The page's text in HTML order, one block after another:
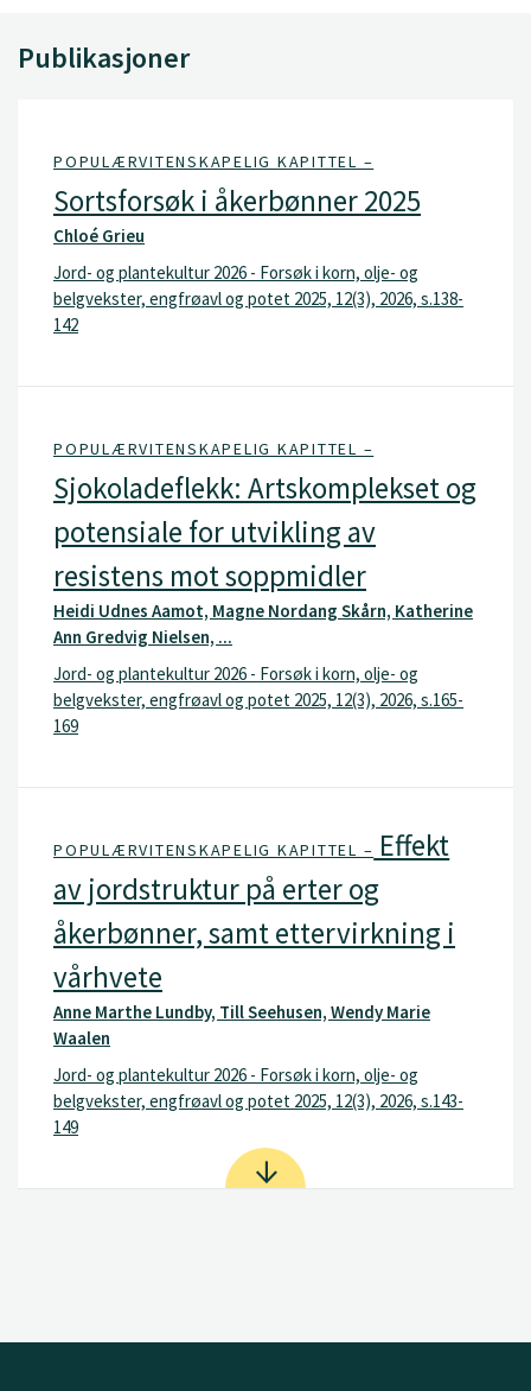
Publikasjoner
POPULÆRVITENSKAPELIG KAPITTEL –
Sortsforsøk i åkerbønner 2025
Chloé Grieu
Jord- og plantekultur 2026 - Forsøk i korn, olje- og
belgvekster, engfrøavl og potet 2025, 12(3), 2026, s.138-
142
POPULÆRVITENSKAPELIG KAPITTEL –
Sjokoladeflekk: Artskomplekset og
potensiale for utvikling av
resistens mot soppmidler
Heidi Udnes Aamot, Magne Nordang Skårn, Katherine
Ann Gredvig Nielsen, ...
Jord- og plantekultur 2026 - Forsøk i korn, olje- og
belgvekster, engfrøavl og potet 2025, 12(3), 2026, s.165-
169
POPULÆRVITENSKAPELIG KAPITTEL – Effekt
av jordstruktur på erter og
åkerbønner, samt ettervirkning i
vårhvete
Anne Marthe Lundby, Till Seehusen, Wendy Marie
Waalen
Jord- og plantekultur 2026 - Forsøk i korn, olje- og
belgvekster, engfrøavl og potet 2025, 12(3), 2026, s.143-
149